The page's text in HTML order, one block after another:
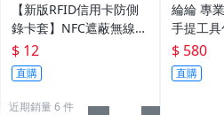
【新版RFID信用卡防側
錄卡套】NFC遮蔽無線訊
號防掃描消磁信用卡防盜
刷測防竊資銀行卡片保護
晶片感應卡男女長短皮夾
錢包用
$ 12
直購
近期銷量 6 件
綸綸 專
手提工
功能维
袋男耐
$ 580
直購